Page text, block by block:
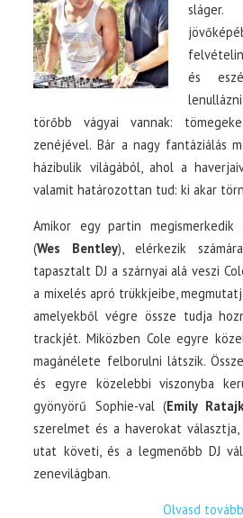
és
törőbb vágyai vannak:
zenéjével. Bár a nagy fantáziálás
házibulik világából, ahol a
valamit határozottan tud: ki akar
Amikor egy partin megismerkedik
(Wes Bentley), elérkezik
tapasztalt DJ a szárnyai alá veszi
a mixelés apró trükkjeibe,
amelyekből végre össze tudja
trackjét. Miközben Cole egyre
magánélete felborulni látszik.
és egyre közelebbi viszonyba
gyönyörű Sophie-val (Emily
szerelmet és a haverokat
utat követi, és a legmenőbb DJ
zenevilágban.
Olvasd tovább